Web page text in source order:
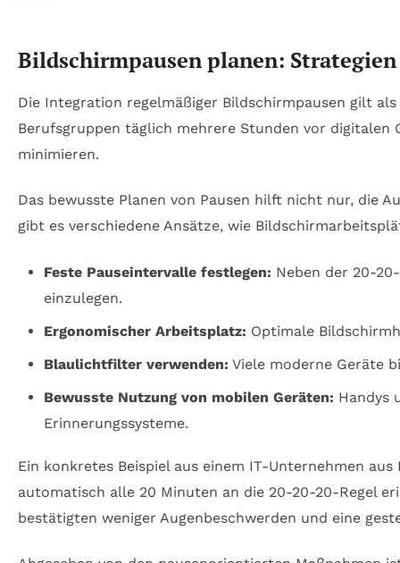
Bildschirmpausen planen:
Die Integration regelmäßiger Bildschirmpausen gilt
Berufsgruppen täglich mehrere Stunden vor
minimieren.
Das bewusste Planen von Pausen hilft nicht nur, die
gibt es verschiedene Ansätze, wie
Feste Pauseintervalle festlegen: Neben der 20-
einzulegen.
Ergonomischer Arbeitsplatz: Optimale
Blaulichtfilter verwenden: Viele moderne Geräte
Bewusste Nutzung von mobilen Geräten: Handys
Erinnerungssysteme.
Ein konkretes Beispiel aus einem IT-Unternehmen
automatisch alle 20 Minuten an die 20-20-20-Regel
bestätigten weniger Augenbeschwerden und eine